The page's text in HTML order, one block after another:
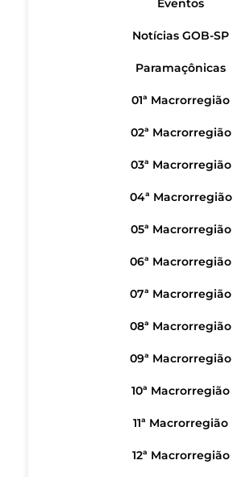
Eventos
Notícias GOB-SP
Paramaçônicas
01ª Macrorregião
02ª Macrorregião
03ª Macrorregião
04ª Macrorregião
05ª Macrorregião
06ª Macrorregião
07ª Macrorregião
08ª Macrorregião
09ª Macrorregião
10ª Macrorregião
11ª Macrorregião
12ª Macrorregião